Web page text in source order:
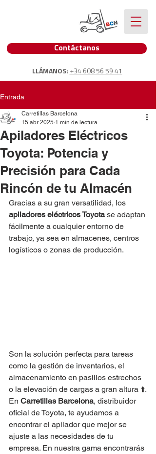
Contáctanos
LLÁMANOS: +34 608 56 59 41
Entrada
Apiladores Eléctricos
Toyota: Potencia y
Precisión para Cada
Rincón de tu Almacén
Carretillas Barcelona
15 abr 2025 1 min de lectura
Gracias a su gran versatilidad, los
apiladores eléctricos Toyota se adaptan
fácilmente a cualquier entorno de
trabajo, ya sea en almacenes, centros
logísticos o zonas de producción.
Son la solución perfecta para tareas
como la gestión de inventarios, el
almacenamiento en pasillos estrechos
o la elevación de cargas a gran altura ⬆️.
En Carretillas Barcelona, distribuidor
oficial de Toyota, te ayudamos a
encontrar el apilador que mejor se
ajuste a las necesidades de tu
empresa. En nuestra gama encontrarás